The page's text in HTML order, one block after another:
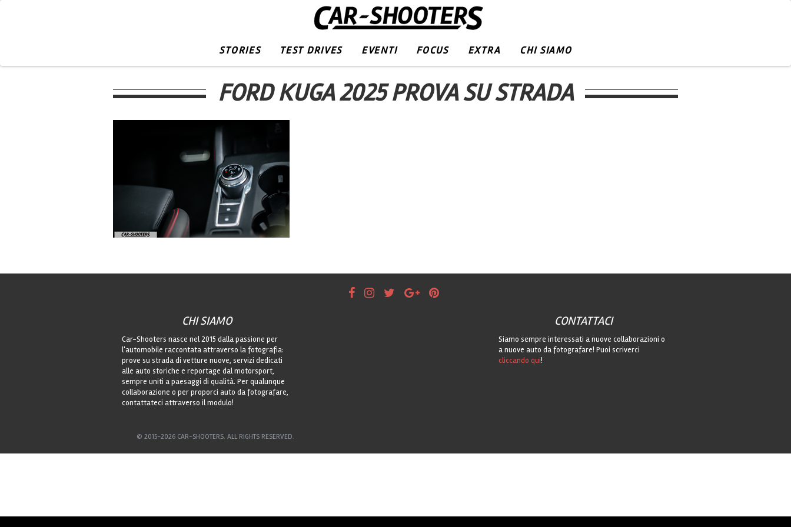
STORIES TEST DRIVES EVENTI FOCUS EXTRA CHI SIAMO
FORD KUGA 2025 PROVA SU STRADA
CHI SIAMO
Car-Shooters nasce nel 2015 dalla passione per
l'automobile raccontata attraverso la fotografia:
prove su strada di vetture nuove, servizi dedicati
alle auto storiche e reportage dal motorsport,
sempre uniti a paesaggi di qualità. Per qualunque
collaborazione o per proporci auto da fotografare,
contattateci attraverso il modulo!
CONTATTACI
Siamo sempre interessati a nuove collaborazioni o
a nuove auto da fotografare! Puoi scriverci
cliccando qui!
© 2015-2026 CAR-SHOOTERS. ALL RIGHTS RESERVED.